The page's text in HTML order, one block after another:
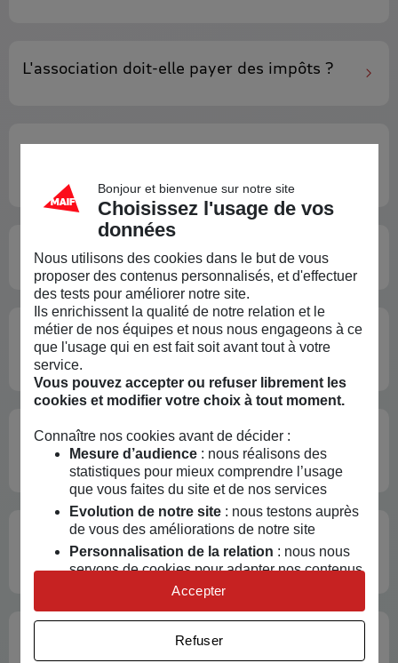
L'association doit-elle payer des impôts ?
Association : comment demander une
Nouveauplan comptabledepuis 2020
Qu'est-ce que lecontrat d'engagement
républicain ?
Quelslogiciels libreschoisir en
comptabilité pour une association ?
Commentemprunter de l'argenten tant
qu'association ?
Autofinancer son association :
cotisations
Bonjour et bienvenue sur notre site
Choisissez l'usage de vos
données
Nous utilisons des cookies dans le but de vous
proposer des contenus personnalisés, et d'effectuer
des tests pour améliorer notre site.
Ils enrichissent la qualité de notre relation et le
métier de nos équipes et nous nous engageons à ce
que l'usage qui en est fait soit avant tout à votre
service.
Vous pouvez accepter ou refuser librement les
cookies et modifier votre choix à tout moment.
Connaître nos cookies avant de décider :
Mesure d’audience: nous réalisons des
statistiques pour mieux comprendre l’usage
que vous faites du site et de nos services
Evolution de notre site: nous testons auprès
de vous des améliorations de notre site
Personnalisation de la relation : nous nous
servons de cookies pour adapter nos contenus
et personnaliser nos offres
Univers publicitaire: nous utilisons avec nos
publicités personnalisées
Refuser
Accepter